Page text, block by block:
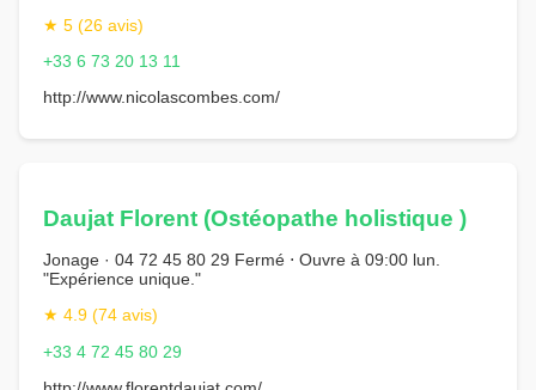
★ 5 (26 avis)
+33 6 73 20 13 11
http://www.nicolascombes.com/
Daujat Florent (Ostéopathe holistique )
Jonage · 04 72 45 80 29 Fermé ⋅ Ouvre à 09:00 lun.
"Expérience unique."
★ 4.9 (74 avis)
+33 4 72 45 80 29